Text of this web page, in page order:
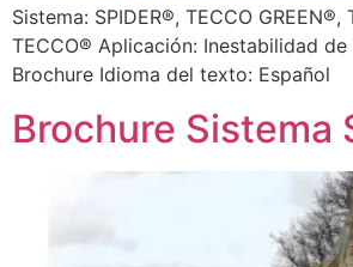
Sistema: SPIDER®, TECCO GREEN®,
TECCO® Aplicación: Inestabilidad de
Brochure Idioma del texto: Español
Brochure Sistema